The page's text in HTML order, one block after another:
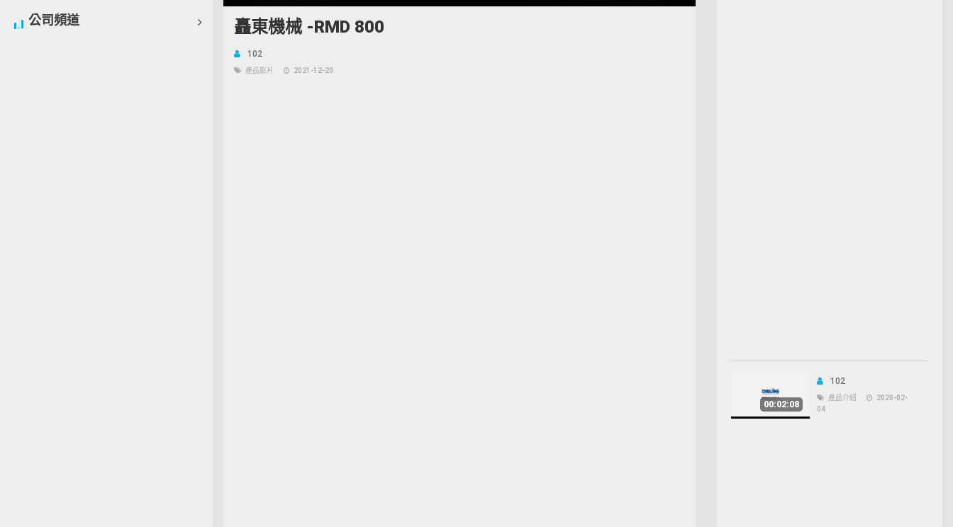
公司頻道
11.65%
selector
矗東機械 -RMD 800
102
產品影片 2021-12-20
00:02:08
102
產品介紹
2020-02-
04